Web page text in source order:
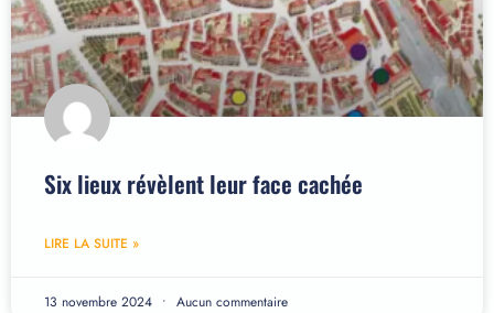
Six lieux révèlent leur face cachée
LIRE LA SUITE »
13 novembre 2024 Aucun commentaire